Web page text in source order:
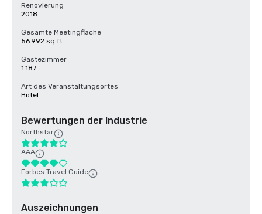
Renovierung
2018
Gesamte Meetingfläche
56.992 sq ft
Gästezimmer
1.187
Art des Veranstaltungsortes
Hotel
Bewertungen der Industrie
Northstar
AAA
Forbes Travel Guide
Auszeichnungen